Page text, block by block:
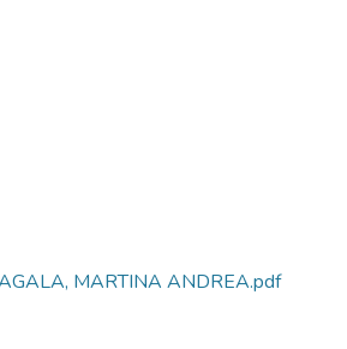
MARTINA ANDREA.pdf